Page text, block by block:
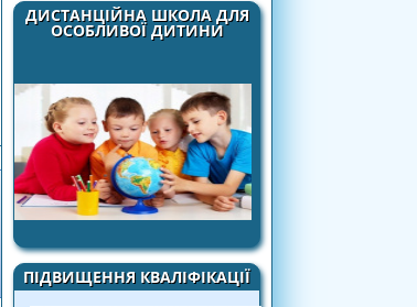
ДИСТАНЦІЙНА ШКОЛА ДЛЯ
ОСОБЛИВОЇ ДИТИНИ
ПІДВИЩЕННЯ КВАЛІФІКАЦІЇ
кроки до успіху»